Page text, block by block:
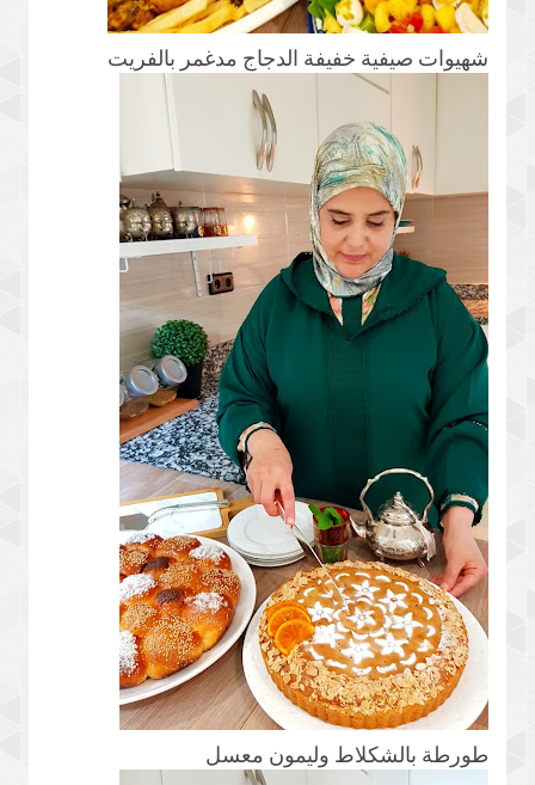
شهيوات صيفية خفيفة الدجاج مدغمر بالفريت
طورطة بالشكلاط وليمون معسل